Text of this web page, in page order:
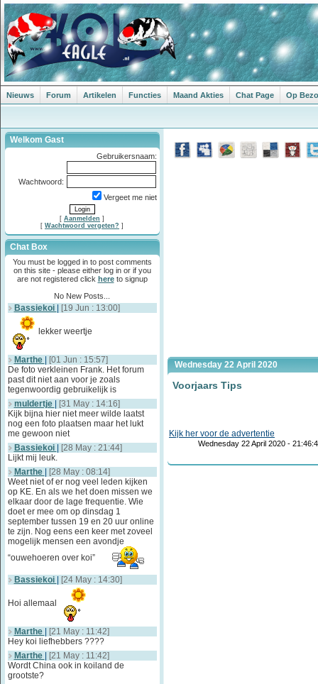
Nieuws Forum Artikelen Functies Maand Akties Chat Page Op
Welkom Gast
Gebruikersnaam:
Wachtwoord:
Vergeet me niet
[ Aanmelden ]
[ Wachtwoord vergeten? ]
Chat Box
You must be logged in to post comments
on this site - please either log in or if you
are not registered click hereto signup
No New Posts...
Bassiekoi [19 Jun : 13:00]
lekker weertje
Marthe
[01 Jun : 15:57]
De foto verkleinen Frank. Het forum
past dit niet aan voor je zoals
tegenwoordig gebruikelijk is
muldertje
[31 May : 14:16]
Kijk bijna hier niet meer wilde laatst
nog een foto plaatsen maar het lukt
me gewoon niet
Bassiekoi
[28 May : 21:44]
Lijkt mij leuk.
Marthe
[28 May : 08:14]
Weet niet of er nog veel leden kijken
op KE. En als we het doen missen we
elkaar door de lage frequentie. Wie
doet er mee om op dinsdag 1
september tussen 19 en 20 uur online
te zijn. Nog eens een keer met zoveel
mogelijk mensen een avondje
“ouwehoeren over koi”
Bassiekoi [24 May : 14:30]
Hoi allemaal
Marthe
[21 May : 11:42]
Hey koi liefhebbers ????
Marthe
[21 May : 11:42]
Wordt China ook in koiland de
grootste?
Wednesday 22 April 2020
Voorjaars Tips
Kijk her voor de advertentie
Wednesday 22 April 2020 -